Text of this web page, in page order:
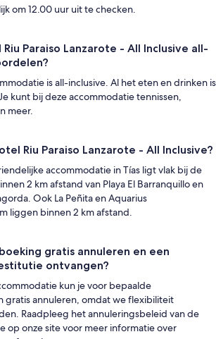
om 12.00 uur uit te checken.
Paraiso Lanzarote - All Inclusive all-
is all-inclusive. Al het eten en drinken is
kunt bij deze accommodatie tennissen,
meer.
Riu Paraiso Lanzarote - All Inclusive?
accommodatie in Tías ligt vlak bij de
2 km afstand van Playa El Barranquillo en
Ook La Peñita en Aquarius
liggen binnen 2 km afstand.
gratis annuleren en een
ontvangen?
kun je voor bepaalde
gratis annuleren, omdat we flexibiliteit
Raadpleeg het annuleringsbeleid van de
op onze site voor meer informatie over